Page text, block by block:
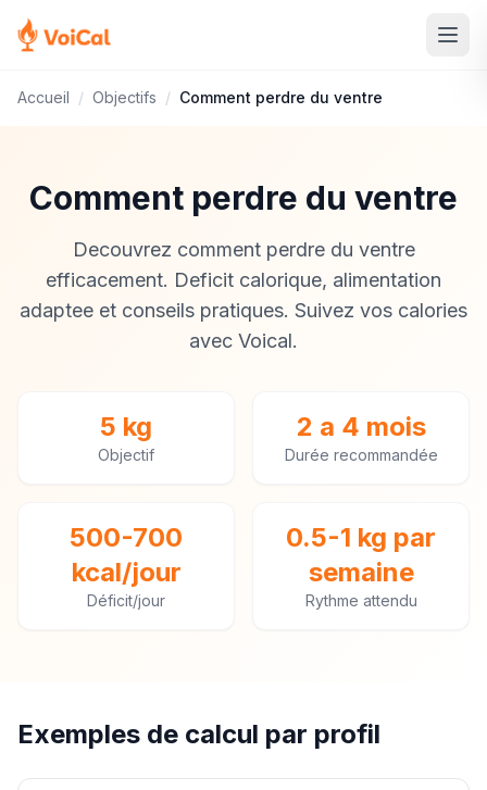
Accueil / Objectifs / Comment perdre du ventre
Comment perdre du ventre
Decouvrez comment perdre du ventre
efficacement. Deficit calorique, alimentation
adaptee et conseils pratiques. Suivez vos calories
avec Voical.
5 kg
Objectif
2 a 4 mois
Durée recommandée
500-700
kcal/jour
Déficit/jour
0.5-1 kg par
semaine
Rythme attendu
Exemples de calcul par profil